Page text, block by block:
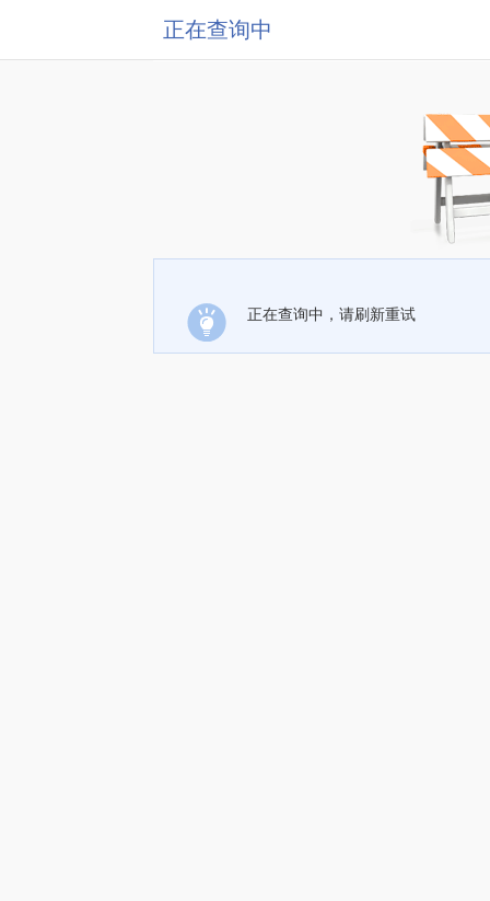
正在查询中
正在查询中，请刷新重试